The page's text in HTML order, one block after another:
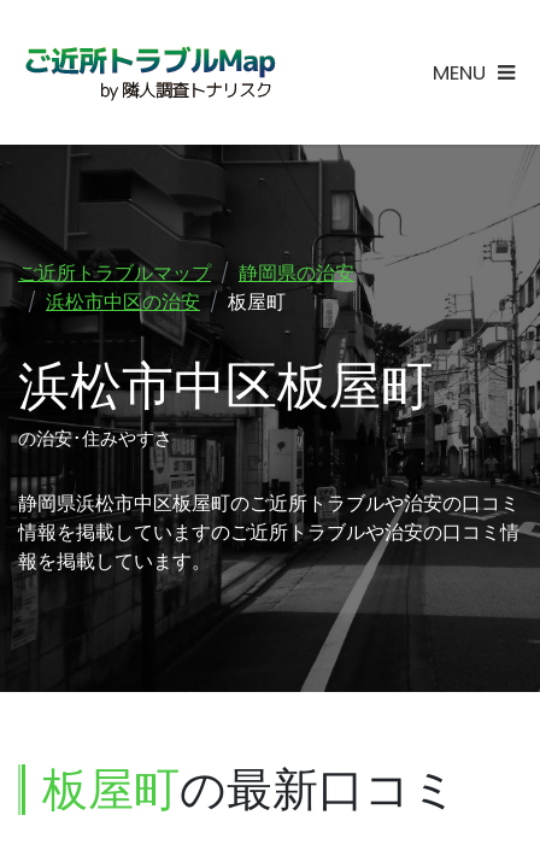
MENU
ご近所トラブルマップ
静岡県の治安
浜松市中区の治安
板屋町
浜松市中区板屋町
の治安･住みやすさ
静岡県浜松市中区板屋町のご近所トラブルや治安の口コミ
情報を掲載していますのご近所トラブルや治安の口コミ情
報を掲載しています。
板屋町の最新口コミ